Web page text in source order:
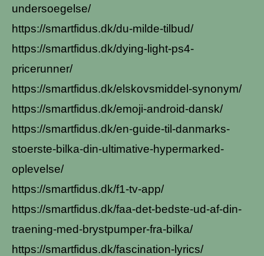
undersoegelse/
https://smartfidus.dk/du-milde-tilbud/
https://smartfidus.dk/dying-light-ps4-
pricerunner/
https://smartfidus.dk/elskovsmiddel-synonym/
https://smartfidus.dk/emoji-android-dansk/
https://smartfidus.dk/en-guide-til-danmarks-
stoerste-bilka-din-ultimative-hypermarked-
oplevelse/
https://smartfidus.dk/f1-tv-app/
https://smartfidus.dk/faa-det-bedste-ud-af-din-
traening-med-brystpumper-fra-bilka/
https://smartfidus.dk/fascination-lyrics/